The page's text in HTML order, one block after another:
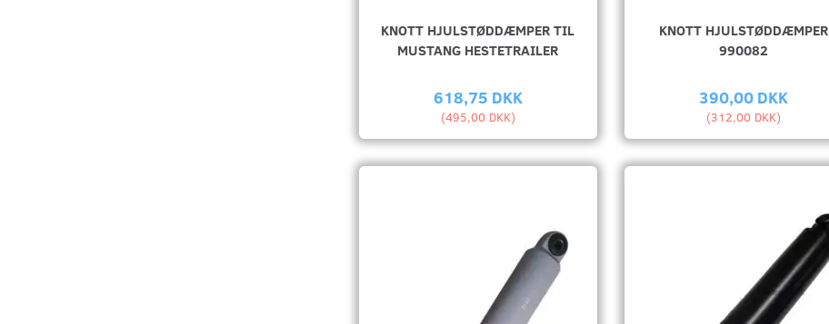
KNOTT HJULSTØDDÆMPER TIL
MUSTANG HESTETRAILER
618,75 DKK
(495,00 DKK)
KNOTT HJULSTØDDÆMPER
990082
390,00 DKK
(312,00 DKK)